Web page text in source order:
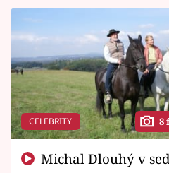
Sledujte nás
CELEBRITY 8